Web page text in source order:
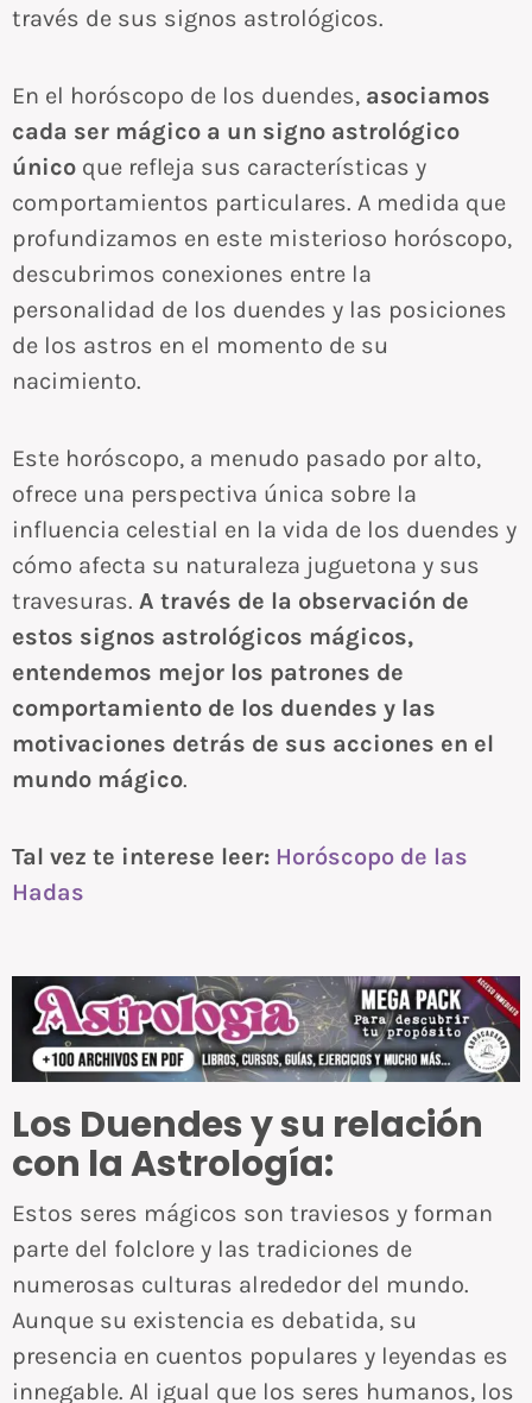
través de sus signos astrológicos.
En el horóscopo de los duendes, asociamos
cada ser mágico a un signo astrológico
único que refleja sus características y
comportamientos particulares. A medida que
profundizamos en este misterioso horóscopo,
descubrimos conexiones entre la
personalidad de los duendes y las posiciones
de los astros en el momento de su
nacimiento.
Este horóscopo, a menudo pasado por alto,
ofrece una perspectiva única sobre la
influencia celestial en la vida de los duendes y
cómo afecta su naturaleza juguetona y sus
travesuras. A través de la observación de
estos signos astrológicos mágicos,
entendemos mejor los patrones de
comportamiento de los duendes y las
motivaciones detrás de sus acciones en el
mundo mágico.
Tal vez te interese leer: Horóscopo de las
Hadas
Los Duendes y su relación
con la Astrología:
Estos seres mágicos son traviesos y forman
parte del folclore y las tradiciones de
numerosas culturas alrededor del mundo.
Aunque su existencia es debatida, su
presencia en cuentos populares y leyendas es
innegable. Al igual que los seres humanos, los